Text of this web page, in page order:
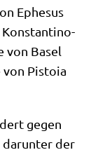
Ephe­sus
Kon­stan­ti­no­
von Basel
von Pistoia
gegen
dar­un­ter der